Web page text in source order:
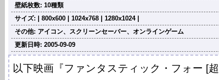
壁紙枚数: 10種類
サイズ: | 800x600 | 1024x768 | 1280x1024 |
その他: アイコン、スクリーンセーバー、オンラインゲーム
更新日時: 2005-09-09
以下映画『ファンタスティック・フォー [